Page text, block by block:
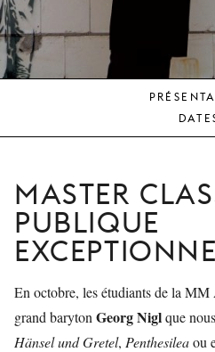
MASTER
PUBLIQUE
En octobre, les étudiants de la
grand baryton Georg Niglque
Hänsel und Gretel, Penthesileaou